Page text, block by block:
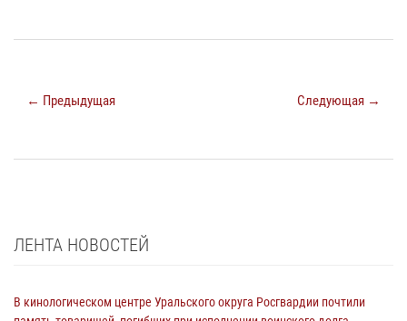
← Предыдущая Следующая →
ЛЕНТА НОВОСТЕЙ
В кинологическом центре Уральского округа Росгвардии почтили